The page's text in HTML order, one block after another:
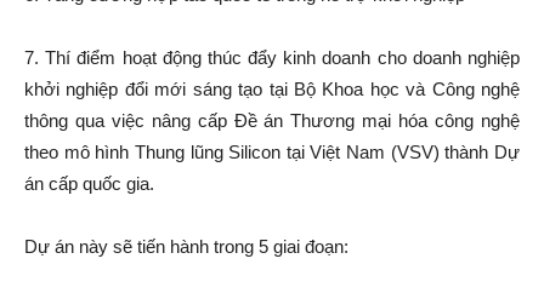
7. Thí điểm hoạt động thúc đẩy kinh doanh cho doanh nghiệp
khởi nghiệp đổi mới sáng tạo tại Bộ Khoa học và Công nghệ
thông qua việc nâng cấp Đề án Thương mại hóa công nghệ
theo mô hình Thung lũng Silicon tại Việt Nam (VSV) thành Dự
án cấp quốc gia.
Dự án này sẽ tiến hành trong 5 giai đoạn: